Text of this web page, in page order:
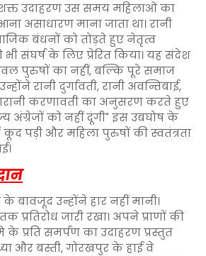
उदाहरण उस समय महिलाओं का
असाधारण माना जाता था। रानी
बंधनों को तोड़ते हुए नेतृत्व
संघर्ष के लिए प्रेरित किया। यह संदेश
पुरुषों का नहीं, बल्कि पूरे समाज
रानी दुर्गावती, रानी अवन्तिबाई,
करणावती का अनुसरण करते हुए
अंग्रेजों को नहीं दूंगी" इस उबघोष के
कूद पड़ी और महिला पुरुषों की स्वतंत्रता
बावजूद उन्होंने हार नहीं मानी।
प्रतिरोध जारी रखा। अपने प्राणों की
प्रति समर्पण का उदाहरण प्रस्तुत
और बस्ती, गोरखपुर के हाई वे